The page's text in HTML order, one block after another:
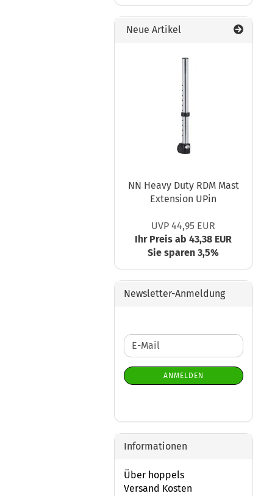
Neue Artikel
NN Heavy Duty RDM Mast
Extension UPin
UVP 44,95 EUR
Ihr Preis ab 43,38 EUR
Sie sparen 3,5%
Newsletter-Anmeldung
WEITER
ZUR
NEWSLETTER-
ANMELDUNG
E-
Mail
ANMELDEN
Informationen
Über hoppels
Versand Kosten